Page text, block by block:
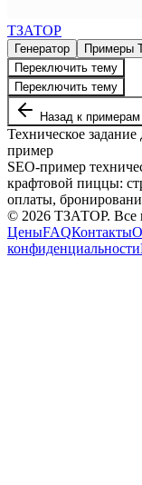
ТЗАТОР
Генератор Примеры
Переключить тему
Переключить тему
Назад к примерам
Техническое
пример
SEO-пример
крафтовой пиццы:
оплаты,
© 2026 ТЗАТОР. Все
ЦеныFAQКонтактыО
конфиденциальности